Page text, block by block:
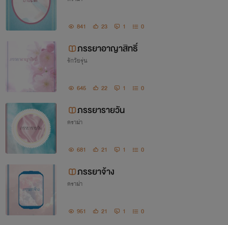
841 23 1 0
ภรรยาอาญาสิทธิ์
รักวัยรุ่น
645 22 1 0
ภรรยารายวัน
ดราม่า
681 21 1 0
ภรรยาจ้าง
ดราม่า
951 21 1 0